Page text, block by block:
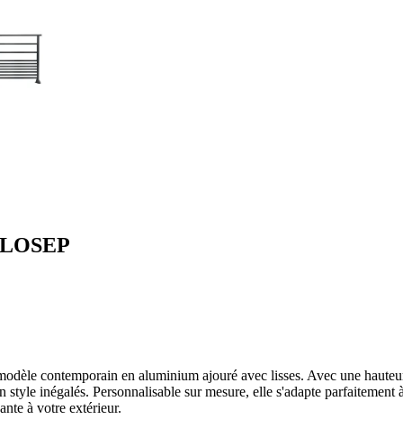
contemporain en aluminium ajouré avec lisses. Avec une
inégalés. Personnalisable sur mesure, elle s'adapte
à votre extérieur.